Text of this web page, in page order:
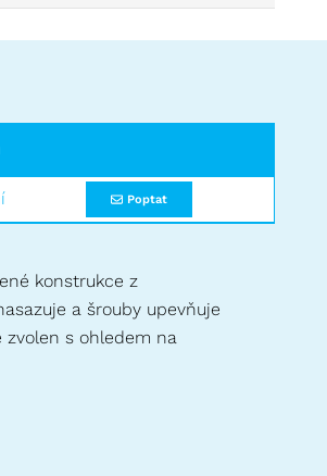
Poptat
konstrukce z
a šrouby upevňuje
s ohledem na